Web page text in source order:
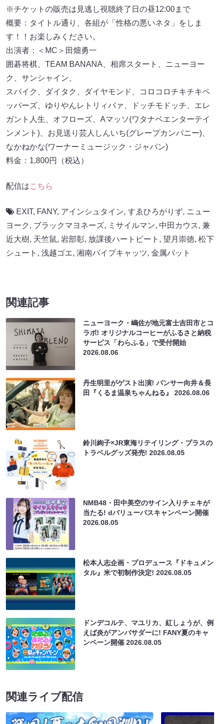
※チケットの販売は見逃し視聴終了日の昼12:00まで
概要：タイトル通り、各組が「性格の悪いネタ」をしま
す！！お楽しみください。
出演者：＜MC＞田畑勇一
囲碁将棋、TEAM BANANA、相席スタート、ニューヨー
ク、サンシャイン、
スパイク、ダイタク、ダイヤモンド、コロコロチキチキペ
ッパーズ、ゆりやんレトリィバァ、ドッチモドッチ、エレ
ガント人生、オフローズ、Aマッソ(ワタナベエンターテイ
ンメント)、お見送り芸人しんいち(グレープカンパニー)、
なかねかな(ワーナーミュージック・ジャパン)
料金：1,800円（税込）
配信はこちら
EXIT, FANY, アインシュタイン, すゑひろがりず, ニュー
ヨーク , ブラックマヨネーズ, ミサイルマン, 中田カウス, 兼
近大樹, 天竺鼠, 岩部彰, 放課後ハートビート , 望月崇徳, 松下
シュート , 浅越ゴエ, 湘南パイプキャッツ, 金属バット
関連記事
ニューヨーク・嶋佐が地元富士吉田市とコ
ラボ! オリジナルコーヒーがふるさと納税
サービス「わらふる」で受付開始
2026.08.06
丹生明里がゲスト出演! パンサー向井＆長
田『くるま温泉ちゃんねる』2026.08.06
鈴川絢子×JR東海リテイリング・プラスの
トラベルグッズ発売!2026.08.05
NMB48・田中美空のサイン入りチェキが
当たる! dバリューパスキャンペーン開催
2026.08.05
松本人志企画・プロデュース『ドキュメン
タル』米で初制作決定!2026.08.05
ドンデコルテ、マユリカ、紅しょうが、例
えば炎がアンバサダーに! FANY夏のキャ
ンペーン開催2026.08.05
関連ライブ配信